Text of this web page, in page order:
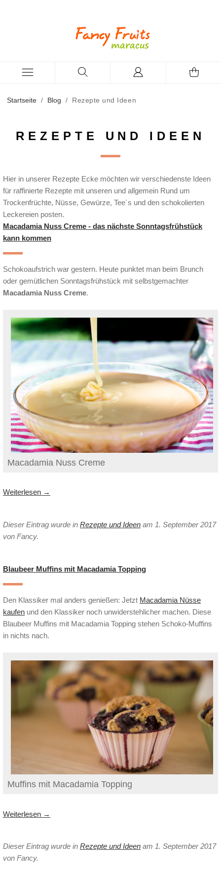
Startseite / Blog / Rezepte und Ideen
REZEPTE UND IDEEN
Hier in unserer Rezepte Ecke möchten wir verschiedenste Ideen
für raffinierte Rezepte mit unseren und allgemein Rund um
Trockenfrüchte, Nüsse, Gewürze, Tee´s und den schokolierten
Leckereien posten.
Macadamia Nuss Creme - das nächste Sonntagsfrühstück
kann kommen
Schokoaufstrich war gestern. Heute punktet man beim Brunch
oder gemütlichen Sonntagsfrühstück mit selbstgemachter
Macadamia Nuss Creme.
Macadamia Nuss Creme
Weiterlesen →
Dieser Eintrag wurde in Rezepte und Ideen am 1. September 2017
von Fancy.
Blaubeer Muffins mit Macadamia Topping
Den Klassiker mal anders genießen: Jetzt Macadamia Nüsse
kaufen und den Klassiker noch unwiderstehlicher machen. Diese
Blaubeer Muffins mit Macadamia Topping stehen Schoko-Muffins
in nichts nach.
Muffins mit Macadamia Topping
Weiterlesen →
Dieser Eintrag wurde in Rezepte und Ideen am 1. September 2017
von Fancy.